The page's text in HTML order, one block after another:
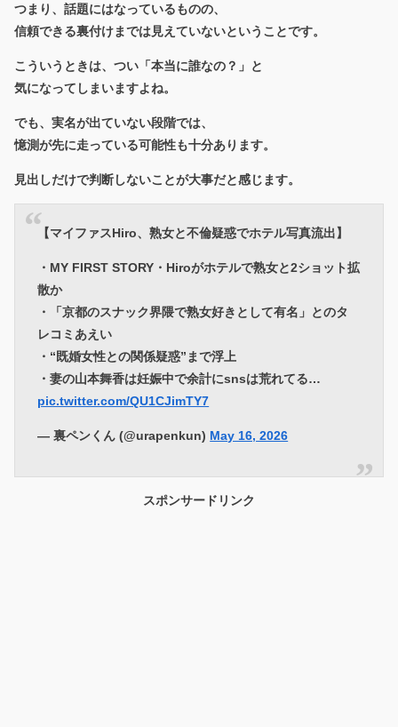
つまり、話題にはなっているものの、
信頼できる裏付けまでは見えていないということです。
こういうときは、つい「本当に誰なの？」と
気になってしまいますよね。
でも、実名が出ていない段階では、
憶測が先に走っている可能性も十分あります。
見出しだけで判断しないことが大事だと感じます。
【マイファスHiro、熟女と不倫疑惑でホテル写真流出】
・MY FIRST STORY・Hiroがホテルで熟女と2ショット拡
散か
・「京都のスナック界隈で熟女好きとして有名」とのタ
レコミあえい
・“既婚女性との関係疑惑”まで浮上
・妻の山本舞香は妊娠中で余計にsnsは荒れてる…
pic.twitter.com/QU1CJimTY7
— 裏ペンくん (@urapenkun) May 16, 2026
スポンサードリンク